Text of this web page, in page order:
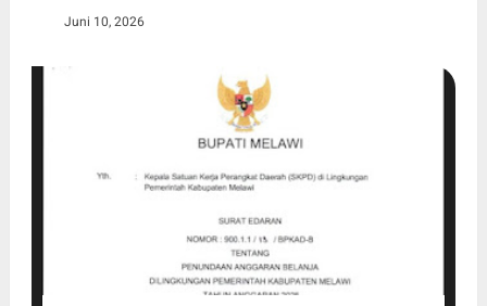
Juni 10, 2026